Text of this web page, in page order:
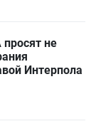
не
Интерпола